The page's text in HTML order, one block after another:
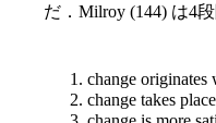
だ．Milroy (144) は4
1. change originates
2. change takes